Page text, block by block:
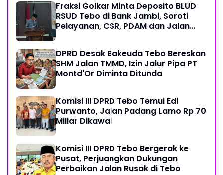
Fraksi Golkar Minta Deposito BLUD
RSUD Tebo di Bank Jambi, Soroti
Pelayanan, CSR, PDAM dan Jalan
DPRD Desak Bakeuda Tebo Bereskan
SHM Jalan TMMD, Izin Jalur Pipa PT
Montd'Or Diminta Ditunda
Komisi III DPRD Tebo Temui Edi
Purwanto, Jalan Padang Lamo Rp 70
Miliar Dikawal
Komisi III DPRD Tebo Bergerak ke
Pusat, Perjuangkan Dukungan
Perbaikan Jalan Rusak di Tebo